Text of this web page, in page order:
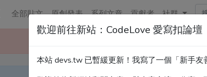
全部貼文 原創發表 系列文章 貢獻者 社群
歡迎前往新站：CodeLove 愛寫扣論壇
本站 devs.tw 已暫緩更新！我寫了一個「新手友